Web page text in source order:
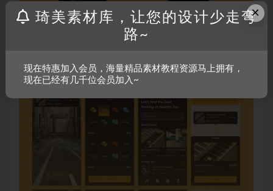
×
琦美素材库，让您的设计少走弯
路~
现在特惠加入会员，海量精品素材教程资源马上拥有，
现在已经有几千位会员加入~